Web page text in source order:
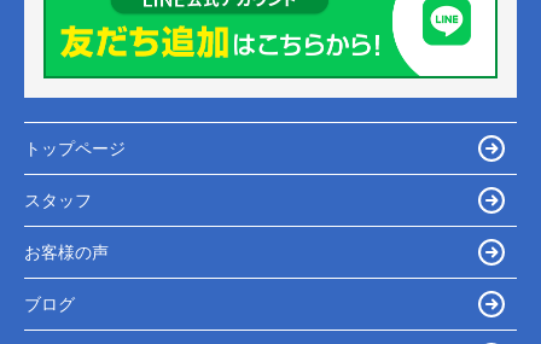
トップページ
スタッフ
お客様の声
ブログ